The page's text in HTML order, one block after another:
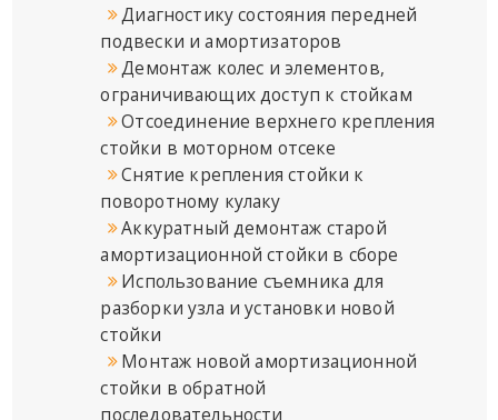
Диагностику состояния передней
подвески и амортизаторов
Демонтаж колес и элементов,
ограничивающих доступ к стойкам
Отсоединение верхнего крепления
стойки в моторном отсеке
Снятие крепления стойки к
поворотному кулаку
Аккуратный демонтаж старой
амортизационной стойки в сборе
Использование съемника для
разборки узла и установки новой
стойки
Монтаж новой амортизационной
стойки в обратной
последовательности